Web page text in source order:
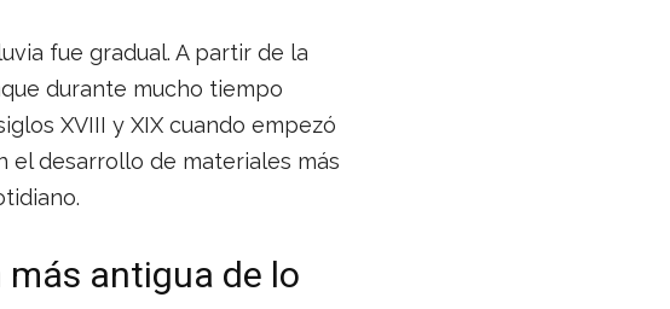
fue gradual. A partir de la
durante mucho tiempo
XVIII y XIX cuando empezó
el desarrollo de materiales más
antigua de lo